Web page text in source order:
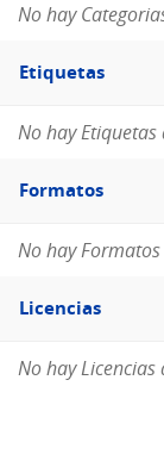
No hay
Filtro
Etiquetas
Etiquetas
No hay
Filtro
Formatos
Formatos
No hay
Filtro
Licencias
Licencias
No hay